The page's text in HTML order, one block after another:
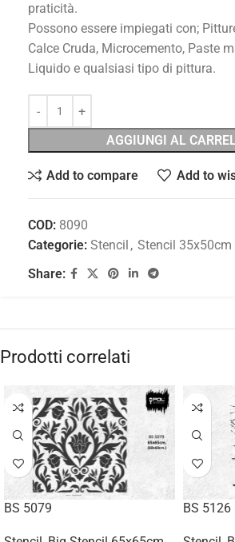
praticità.
Possono essere impiegati con;
Calce Cruda, Microcemento, Paste
Liquido e qualsiasi tipo di pittura.
AGGIUNGI AL
Add to compare Add to
COD: 8090
Categorie: Stencil , Stencil 35x50cm
Share:
Prodotti correlati
BS 5079 BS 5126